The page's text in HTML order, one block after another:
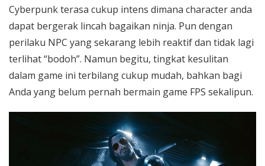
Cyberpunk terasa cukup intens dimana character anda
dapat bergerak lincah bagaikan ninja. Pun dengan
perilaku NPC yang sekarang lebih reaktif dan tidak lagi
terlihat “bodoh”. Namun begitu, tingkat kesulitan
dalam game ini terbilang cukup mudah, bahkan bagi
Anda yang belum pernah bermain game FPS sekalipun.